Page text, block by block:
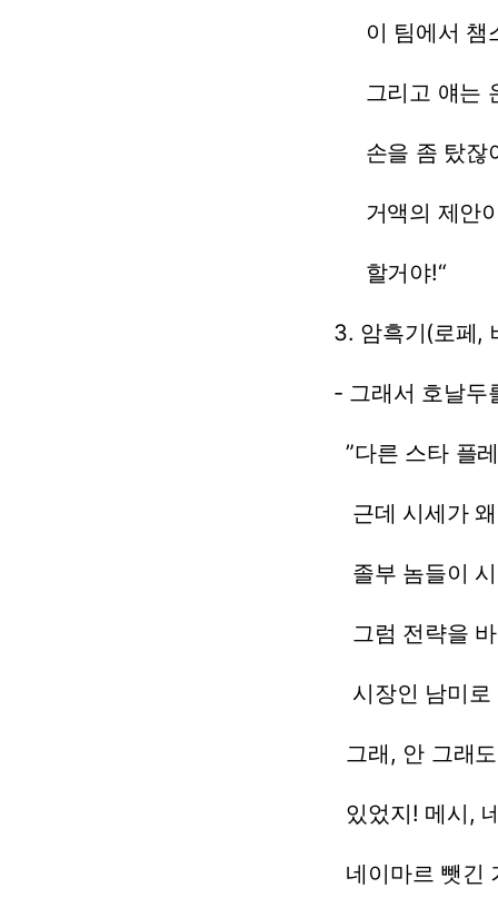
이 팀에서 챔
그리고 얘는
손을 좀 탔잖
거액의 제안
할거야!“
3. 암흑기(로페,
- 그래서 호날두
”다른 스타 플
근데 시세가 왜
졸부 놈들이
그럼 전략을
시장인 남미로
그래, 안 그래도
있었지! 메시,
네이마르 뺏긴